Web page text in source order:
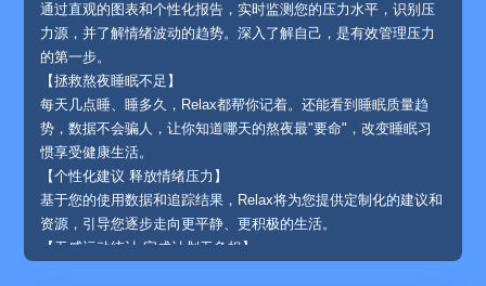
通过直观的图表和个性化报告，实时监测您的压力水平，识别压
力源，并了解情绪波动的趋势。深入了解自己，是有效管理压力
的第一步。
【拯救熬夜睡眠不足】
每天几点睡、睡多久，Relax都帮你记着。还能看到睡眠质量趋
势，数据不会骗人，让你知道哪天的熬夜最"要命"，改变睡眠习
惯享受健康生活。
【个性化建议 释放情绪压力】
基于您的使用数据和追踪结果，Relax将为您提供定制化的建议和
资源，引导您逐步走向更平静、更积极的生活。
【无感运动统计 完成计划无负担】